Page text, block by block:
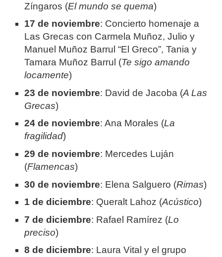
Zíngaros (El mundo se quema)
17 de noviembre: Concierto homenaje a
Las Grecas con Carmela Muñoz, Julio y
Manuel Muñoz Barrul “El Greco”, Tania y
Tamara Muñoz Barrul (Te sigo amando
locamente)
23 de noviembre: David de Jacoba (A Las
Grecas)
24 de noviembre: Ana Morales (La
fragilidad)
29 de noviembre: Mercedes Luján
(Flamencas)
30 de noviembre: Elena Salguero (Rimas)
1 de diciembre: Queralt Lahoz (Acústico)
7 de diciembre: Rafael Ramírez (Lo
preciso)
8 de diciembre: Laura Vital y el grupo